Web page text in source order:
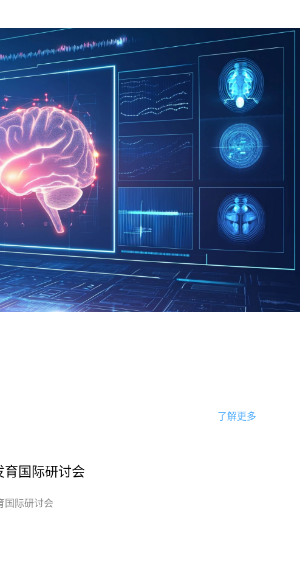
了解更多
国际研讨会
国际研讨会